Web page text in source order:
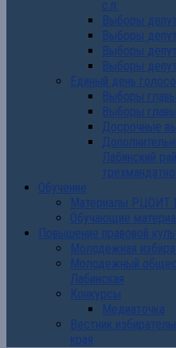
с.п.
Выборы
Выборы
Выборы
Выборы
Единый день
Выборы
Выборы
Досрочные
Лабинский
Обучение
Материалы РЦОИТ
Обучающие
Повышение правовой
Молодежная
Молодежный
Лабинская
Конкурсы
Медиаточка
Вестник
края